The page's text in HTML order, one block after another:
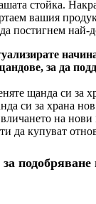
стойка.
вашия
постигнем най-
за да
щанда си за
си за храна
на нови
да купуват